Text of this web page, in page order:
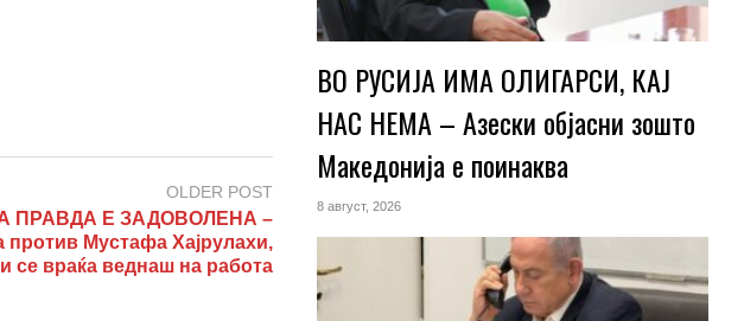
OLDER POST
ПРАВДА Е ЗАДОВОЛЕНА –
против Мустафа Хајрулахи,
се враќа веднаш на работа
ВО РУСИЈА ИМА ОЛИГАРСИ, КАЈ
НАС НЕМА – Азески објасни зошто
Македонија е поинаква
8 август, 2026